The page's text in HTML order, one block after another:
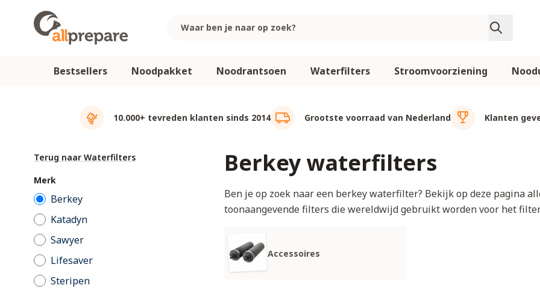
Bestsellers Noodpakket Noodrantsoen Waterfilters Stroomvoorziening
10.000+ tevreden klanten sinds 2014 Grootste voorraad van Nederland Klanten
Terug naar Waterfilters
Merk
Berkey
Katadyn
Sawyer
Lifesaver
Steripen
Berkey waterfilters
Ben je op zoek naar een berkey waterfilter? Bekijk op deze pagina
toonaangevende filters die wereldwijd gebruikt worden voor het
Accessoires